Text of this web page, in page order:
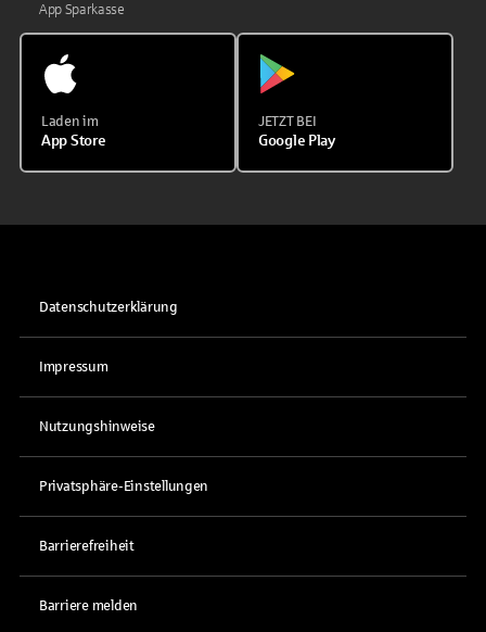
App Sparkasse
Laden im
App Store
JETZT BEI
Google Play
Datenschutzerklärung
Impressum
Nutzungshinweise
Privatsphäre-Einstellungen
Barrierefreiheit
Barriere melden